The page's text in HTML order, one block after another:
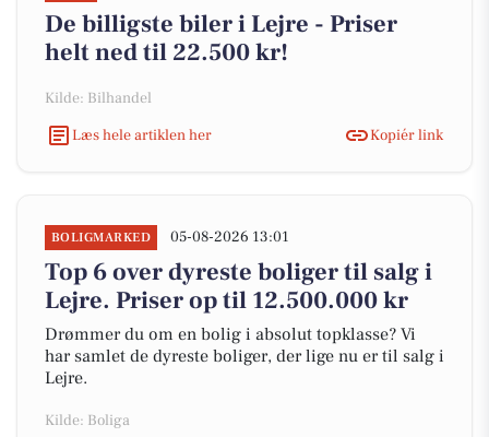
De billigste biler i Lejre - Priser
helt ned til 22.500 kr!
Kilde: Bilhandel
Læs hele artiklen her
Kopiér link
BOLIGMARKED 05-08-2026 13:01
Top 6 over dyreste boliger til salg i
Lejre. Priser op til 12.500.000 kr
Drømmer du om en bolig i absolut topklasse? Vi
har samlet de dyreste boliger, der lige nu er til salg i
Lejre.
Kilde: Boliga